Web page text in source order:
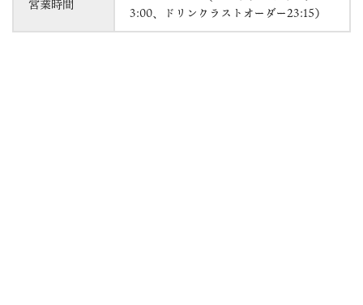
営業時間
3:00、ドリンクラストオーダー23:15）